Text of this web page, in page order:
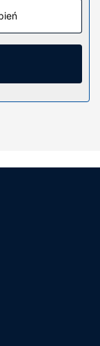
pokojach,
mikrofalowa.
dostęp do
gości jest